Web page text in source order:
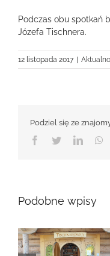
Podczas obu spotkań
Józefa Tischnera.
12 listopada 2017
Podziel się ze
Facebook
Twitter
Podobne wpisy